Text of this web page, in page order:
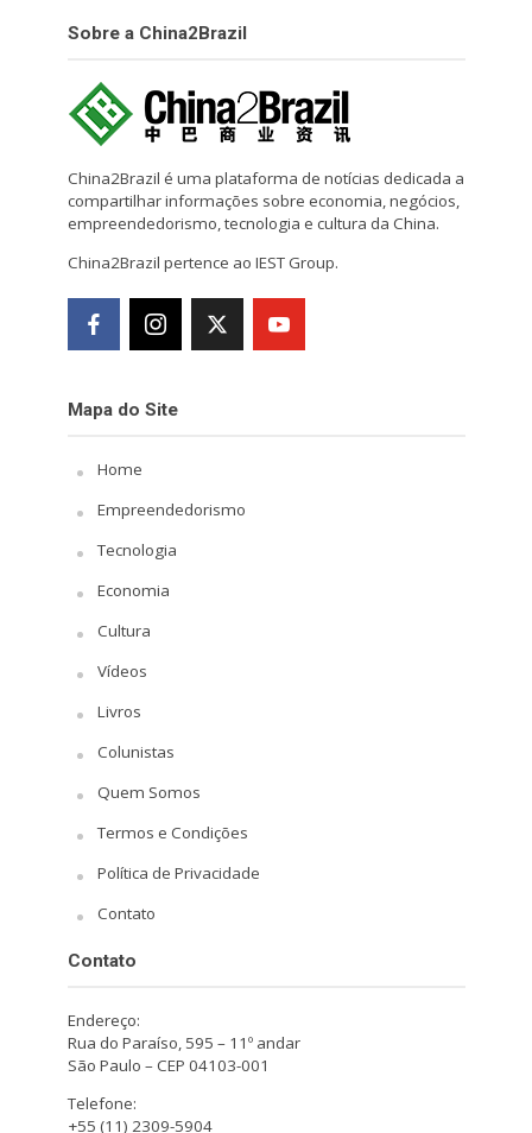
Sobre a China2Brazil
China2Brazil é uma plataforma de notícias dedicada a
compartilhar informações sobre economia, negócios,
empreendedorismo, tecnologia e cultura da China.
China2Brazil pertence ao IEST Group.
Mapa do Site
Home
Empreendedorismo
Tecnologia
Economia
Cultura
Vídeos
Livros
Colunistas
Quem Somos
Termos e Condições
Política de Privacidade
Contato
Contato
Endereço:
Rua do Paraíso, 595 – 11º andar
São Paulo – CEP 04103-001
Telefone:
+55 (11) 2309-5904